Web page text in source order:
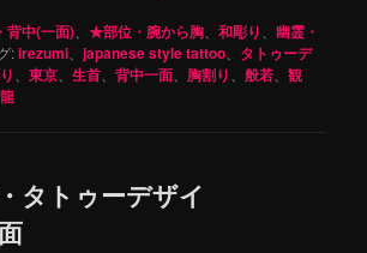
中(一面) 、★部位・腕から胸 、和彫り 、幽霊・
:irezumi 、japanese style tattoo
タトゥーデ
、東京 、生首 、背中一面 胸割り 、般若 、観
龍
タトゥーデザイ